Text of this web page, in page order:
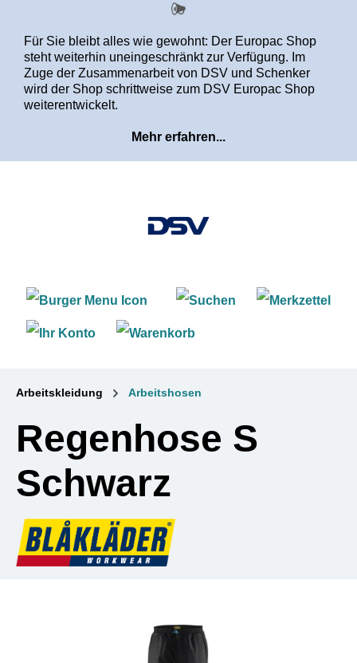
Für Sie bleibt alles wie gewohnt: Der Europac Shop
steht weiterhin uneingeschränkt zur Verfügung. Im
Zuge der Zusammenarbeit von DSV und Schenker
wird der Shop schrittweise zum DSV Europac Shop
weiterentwickelt.
Mehr erfahren...
Arbeitskleidung Arbeitshosen
Regenhose S
Schwarz